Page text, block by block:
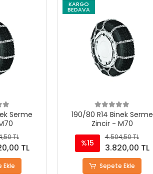
Serme
TL
TL
Ekle
KARGO
BEDAVA
190/80 R14 Binek Serme
Zincir - M70
%15
4.504,50 TL
3.820,00 TL
Sepete Ekle